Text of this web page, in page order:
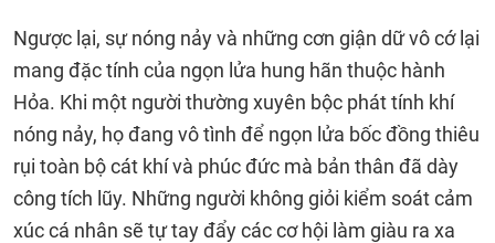
Ngược lại, sự nóng nảy và những cơn giận dữ vô cớ lại
mang đặc tính của ngọn lửa hung hãn thuộc hành
Hỏa. Khi một người thường xuyên bộc phát tính khí
nóng nảy, họ đang vô tình để ngọn lửa bốc đồng thiêu
rụi toàn bộ cát khí và phúc đức mà bản thân đã dày
công tích lũy. Những người không giỏi kiểm soát cảm
xúc cá nhân sẽ tự tay đẩy các cơ hội làm giàu ra xa